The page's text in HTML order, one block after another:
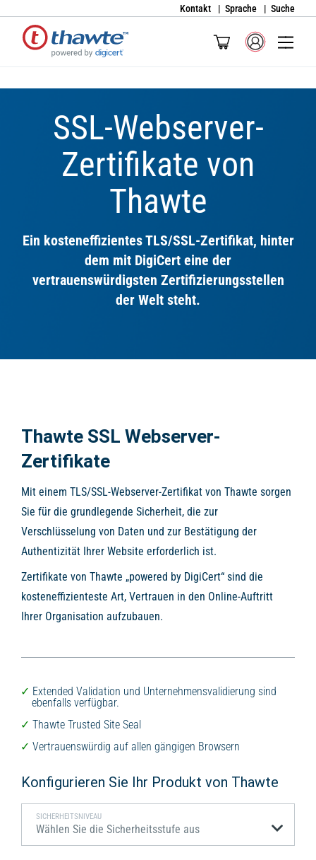
Kontakt Sprache Suche
SSL-Webserver-
Zertifikate von
Thawte
Ein kosteneffizientes TLS/SSL-Zertifikat, hinter
dem mit DigiCert eine der
vertrauenswürdigsten Zertifizierungsstellen
der Welt steht.
Thawte SSL Webserver-
Zertifikate
Mit einem TLS/SSL-Webserver-Zertifikat von Thawte sorgen
Sie für die grundlegende Sicherheit, die zur
Verschlüsselung von Daten und zur Bestätigung der
Authentizität Ihrer Website erforderlich ist.
Zertifikate von Thawte „powered by DigiCert“ sind die
kosteneffizienteste Art, Vertrauen in den Online-Auftritt
Ihrer Organisation aufzubauen.
Extended Validation und Unternehmensvalidierung sind
ebenfalls verfügbar.
Thawte Trusted Site Seal
Vertrauenswürdig auf allen gängigen Browsern
Konfigurieren Sie Ihr Produkt von Thawte
SICHERHEITSNIVEAU
Wählen Sie die Sicherheitsstufe aus